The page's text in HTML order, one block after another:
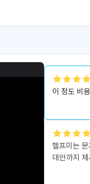
이 정도 비
헬프미는
대안까지